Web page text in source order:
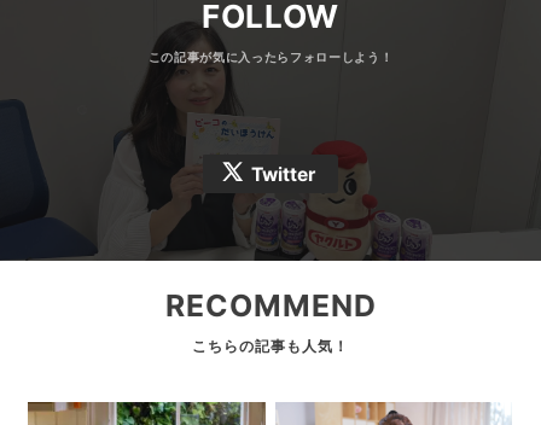
FOLLOW
Twitter
RECOMMEND